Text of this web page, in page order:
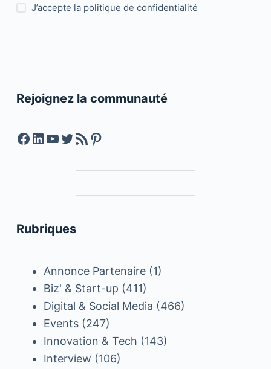
J’accepte la politique de confidentialité
Rejoignez la communauté
Facebook
LinkedIn
YouTube
Twitter
Feed RSSPinterest
Rubriques
Annonce Partenaire(1)
Biz' & Start-up (411)
Digital & Social Media (466)
Events(247)
Innovation & Tech (143)
Interview (106)